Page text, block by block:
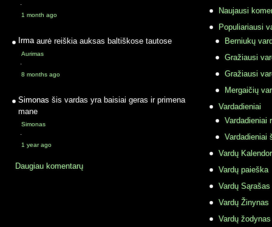
·
1 month ago
Irma aurė reiškia auksas baltiškose tautose
Aurimas
·
8 months ago
Simonas šis vardas yra baisiai geras ir primena
mane
Simonas
·
1 year ago
Daugiau komentarų
Naujausi
Populiariausi
Berniukų
Gražiausi
Gražiausi
Mergaičių
Vardadieniai
Vardadieniai
Vardadieniai
Vardų
Vardų paieška
Vardų Sąrašas
Vardų Žinynas
Vardų